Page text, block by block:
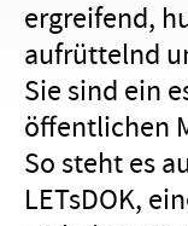
ergreifend,
aufrüttelnd
Sie sind ein
öffentlichen
So steht es
LETsDOK,